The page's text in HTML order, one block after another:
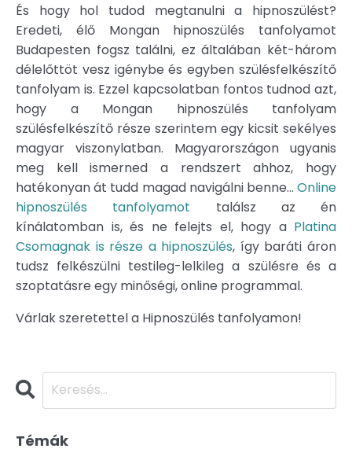
És hogy hol tudod megtanulni a hipnoszülést?
Eredeti, élő Mongan hipnoszülés tanfolyamot
Budapesten fogsz találni, ez általában két-három
délelőttöt vesz igénybe és egyben szülésfelkészítő
tanfolyam is. Ezzel kapcsolatban fontos tudnod azt,
hogy a Mongan hipnoszülés tanfolyam
szülésfelkészítő része szerintem egy kicsit sekélyes
magyar viszonylatban. Magyarországon ugyanis
meg kell ismerned a rendszert ahhoz, hogy
hatékonyan át tudd magad navigálni benne... Online
hipnoszülés tanfolyamot találsz az én
kínálatomban is, és ne felejts el, hogy a Platina
Csomagnak is része a hipnoszülés, így baráti áron
tudsz felkészülni testileg-lelkileg a szülésre és a
szoptatásre egy minőségi, online programmal.
Várlak szeretettel a Hipnoszülés tanfolyamon!
Témák